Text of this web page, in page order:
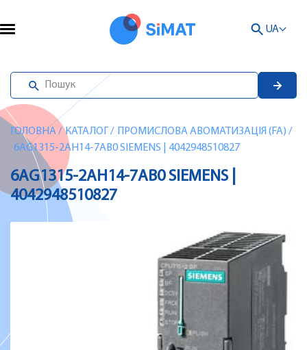
UA
ГОЛОВНА/ КАТАЛОГ / ПРОМИСЛОВА АВОМАТИЗАЦІЯ (FA) /
6AG1315-2AH14-7AB0 SIEMENS | 4042948510827
6AG1315-2AH14-7AB0 SIEMENS |
4042948510827